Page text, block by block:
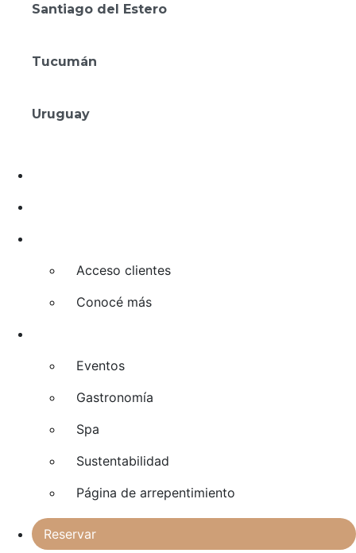
Santiago del Estero
Tucumán
Uruguay
Acceso clientes
Conocé más
Eventos
Gastronomía
Spa
Sustentabilidad
Página de arrepentimiento
Reservar